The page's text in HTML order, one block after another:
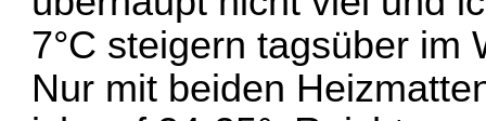
7°C steigern tagsüber im
Nur mit beiden